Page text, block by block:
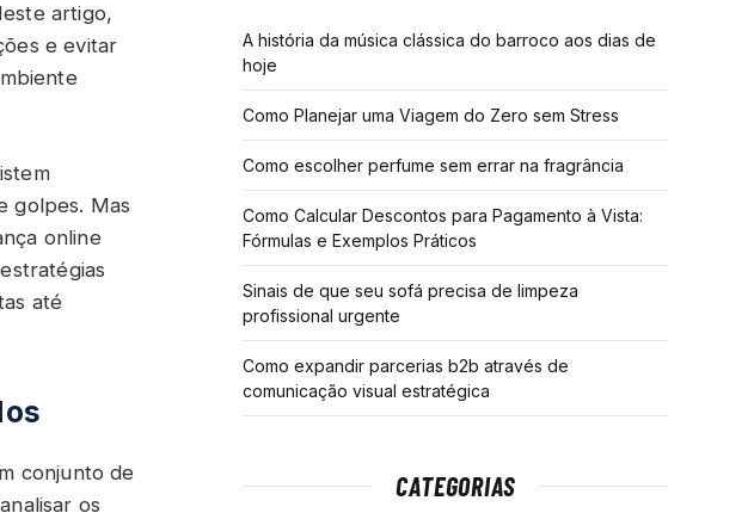
artigo,
e evitar
golpes. Mas
online
até
conjunto de
os
A história da música clássica do barroco aos dias de
hoje
Como Planejar uma Viagem do Zero sem Stress
Como escolher perfume sem errar na fragrância
Como Calcular Descontos para Pagamento à Vista:
Fórmulas e Exemplos Práticos
Sinais de que seu sofá precisa de limpeza
profissional urgente
Como expandir parcerias b2b através de
comunicação visual estratégica
CATEGORIAS